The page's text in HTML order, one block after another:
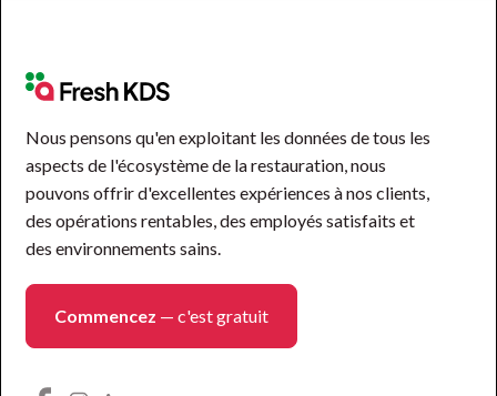
Nous pensons qu'en exploitant les données de tous les
aspects de l'écosystème de la restauration, nous
pouvons offrir d'excellentes expériences à nos clients,
des opérations rentables, des employés satisfaits et
des environnements sains.
Commencez — c'est gratuit